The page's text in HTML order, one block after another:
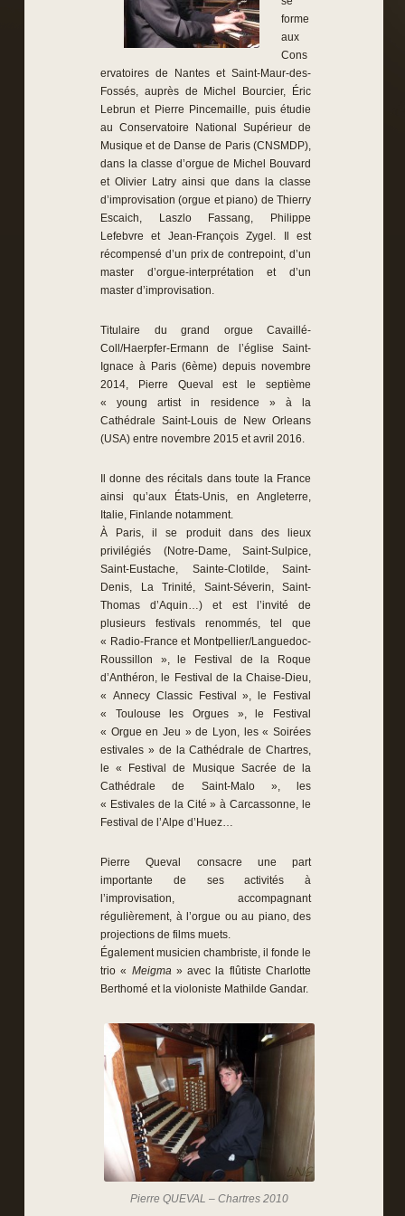
forme
aux
Cons
ervatoires de Nantes et Saint-Maur-des-
Fossés, auprès de Michel Bourcier, Éric
Lebrun et Pierre Pincemaille, puis étudie
au Conservatoire National Supérieur de
Musique et de Danse de Paris (CNSMDP),
dans la classe d’orgue de Michel Bouvard
et Olivier Latry ainsi que dans la classe
d’improvisation (orgue et piano) de Thierry
Escaich, Laszlo Fassang, Philippe
Lefebvre et Jean-François Zygel. Il est
récompensé d’un prix de contrepoint, d’un
master d’orgue-interprétation et d’un
master d’improvisation.
Titulaire du grand orgue Cavaillé-
Coll/Haerpfer-Ermann de l’église Saint-
Ignace à Paris (6ème) depuis novembre
2014, Pierre Queval est le septième
« young artist in residence » à la
Cathédrale Saint-Louis de New Orleans
(USA) entre novembre 2015 et avril 2016.
Il donne des récitals dans toute la France
ainsi qu’aux États-Unis, en Angleterre,
Italie, Finlande notamment.
À Paris, il se produit dans des lieux
privilégiés (Notre-Dame, Saint-Sulpice,
Saint-Eustache, Sainte-Clotilde, Saint-
Denis, La Trinité, Saint-Séverin, Saint-
Thomas d’Aquin…) et est l’invité de
plusieurs festivals renommés, tel que
« Radio-France et Montpellier/Languedoc-
Roussillon », le Festival de la Roque
d’Anthéron, le Festival de la Chaise-Dieu,
« Annecy Classic Festival », le Festival
« Toulouse les Orgues », le Festival
« Orgue en Jeu » de Lyon, les « Soirées
estivales » de la Cathédrale de Chartres,
le « Festival de Musique Sacrée de la
Cathédrale de Saint-Malo », les
« Estivales de la Cité » à Carcassonne, le
Festival de l’Alpe d’Huez…
Pierre Queval consacre une part
importante de ses activités à
l’improvisation, accompagnant
régulièrement, à l’orgue ou au piano, des
projections de films muets.
Également musicien chambriste, il fonde le
trio « Meigma» avec la flûtiste Charlotte
Berthomé et la violoniste Mathilde Gandar.
Pierre QUEVAL – Chartres 2010